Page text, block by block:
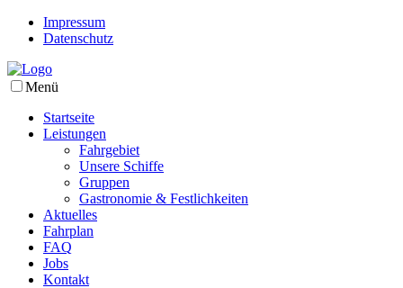
Impressum
Datenschutz
Menü
Startseite
Leistungen
Fahrgebiet
Unsere Schiffe
Gruppen
Gastronomie & Festlichkeiten
Aktuelles
Fahrplan
FAQ
Jobs
Kontakt